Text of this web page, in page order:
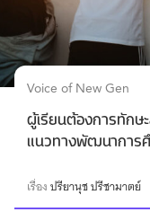
Voice of New Gen
ผู้เรียนต้องการทักษะ
แนวทางพัฒนาการ
เรื่องปรียานุช ปรีชามาตย์